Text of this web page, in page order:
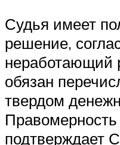
Судья имеет
решение,
неработающий
обязан
твердом
Правомерность
подтверждает